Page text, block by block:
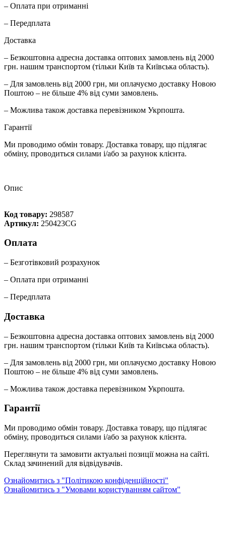
– Оплата при отриманні
– Передплата
Доставка
– Безкоштовна адресна доставка оптових замовлень від 2000
грн. нашим транспортом (тільки Київ та Київська область).
– Для замовлень від 2000 грн, ми оплачуємо доставку Новою
Поштою – не більше 4% від суми замовлень.
– Можлива також доставка перевізником Укрпошта.
Гарантії
Ми проводимо обмін товару. Доставка товару, що підлягає
обміну, проводиться силами і/або за рахунок клієнта.
Опис
Код товару: 298587
Артикул: 250423CG
Оплата
– Безготівковий розрахунок
– Оплата при отриманні
– Передплата
Доставка
– Безкоштовна адресна доставка оптових замовлень від 2000
грн. нашим транспортом (тільки Київ та Київська область).
– Для замовлень від 2000 грн, ми оплачуємо доставку Новою
Поштою – не більше 4% від суми замовлень.
– Можлива також доставка перевізником Укрпошта.
Гарантії
Ми проводимо обмін товару. Доставка товару, що підлягає
обміну, проводиться силами і/або за рахунок клієнта.
Переглянути та замовити актуальні позиції можна на сайті.
Склад зачинений для відвідувачів.
Ознайомитись з "Політикою конфіденційності"
Ознайомитись з "Умовами користуванням сайтом"